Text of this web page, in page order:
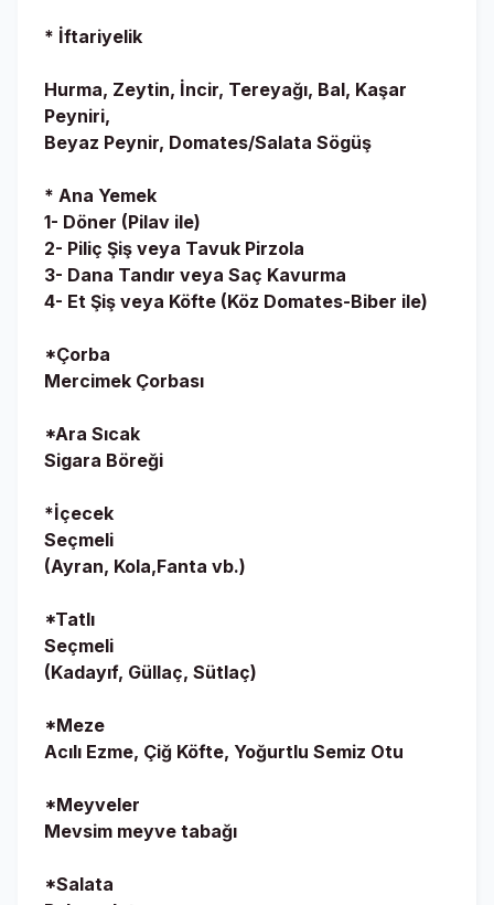
* İftariyelik
Hurma, Zeytin, İncir, Tereyağı, Bal, Kaşar
Peyniri,
Beyaz Peynir, Domates/Salata Sögüş
* Ana Yemek
1- Döner (Pilav ile)
2- Piliç Şiş veya Tavuk Pirzola
3- Dana Tandır veya Saç Kavurma
4- Et Şiş veya Köfte (Köz Domates-Biber ile)
*Çorba
Mercimek Çorbası
*Ara Sıcak
Sigara Böreği
*İçecek
Seçmeli
(Ayran, Kola,Fanta vb.)
*Tatlı
Seçmeli
(Kadayıf, Güllaç, Sütlaç)
*Meze
Acılı Ezme, Çiğ Köfte, Yoğurtlu Semiz Otu
*Meyveler
Mevsim meyve tabağı
*Salata